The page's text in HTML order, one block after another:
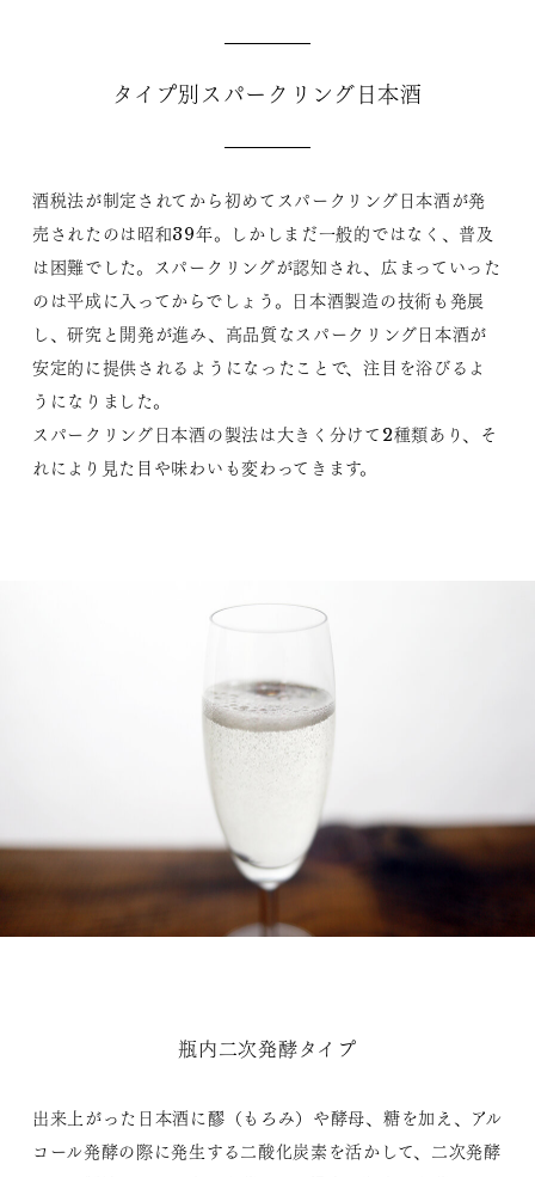
タイプ別スパークリング日本酒
酒税法が制定されてから初めてスパークリング日本酒が発
売されたのは昭和39年。しかしまだ一般的ではなく、普及
は困難でした。スパークリングが認知され、広まっていった
のは平成に入ってからでしょう。日本酒製造の技術も発展
し、研究と開発が進み、高品質なスパークリング日本酒が
安定的に提供されるようになったことで、注目を浴びるよ
うになりました。
スパークリング日本酒の製法は大きく分けて2種類あり、そ
れにより見た目や味わいも変わってきます。
瓶内二次発酵タイプ
出来上がった日本酒に醪（もろみ）や酵母、糖を加え、アル
コール発酵の際に発生する二酸化炭素を活かして、二次発酵